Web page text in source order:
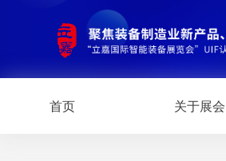
首页 关于展会